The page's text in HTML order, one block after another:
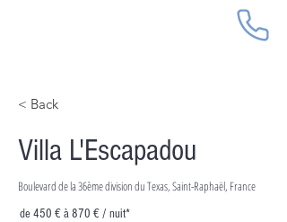
< Back
Villa L'Escapadou
Boulevard de la 36ème division du Texas, Saint-Raphaël, France
de 450 € à 870 € / nuit*